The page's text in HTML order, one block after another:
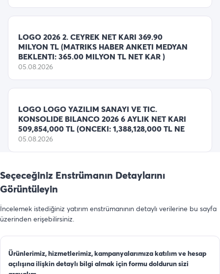
LOGO 2026 2. CEYREK NET KARI 369.90
MILYON TL (MATRIKS HABER ANKETI MEDYAN
BEKLENTI: 365.00 MILYON TL NET KAR )
05.08.2026
LOGO LOGO YAZILIM SANAYI VE TIC.
KONSOLIDE BILANCO 2026 6 AYLIK NET KARI
509,854,000 TL (ONCEKI: 1,388,128,000 TL NE
05.08.2026
Seçeceğiniz Enstrümanın Detaylarını
Görüntüleyin
İncelemek istediğiniz yatırım enstrümanının detaylı verilerine bu sayfa
üzerinden erişebilirsiniz.
Ürünlerimiz, hizmetlerimiz, kampanyalarımıza katılım ve hesap
açılışına ilişkin detaylı bilgi almak için formu doldurun sizi